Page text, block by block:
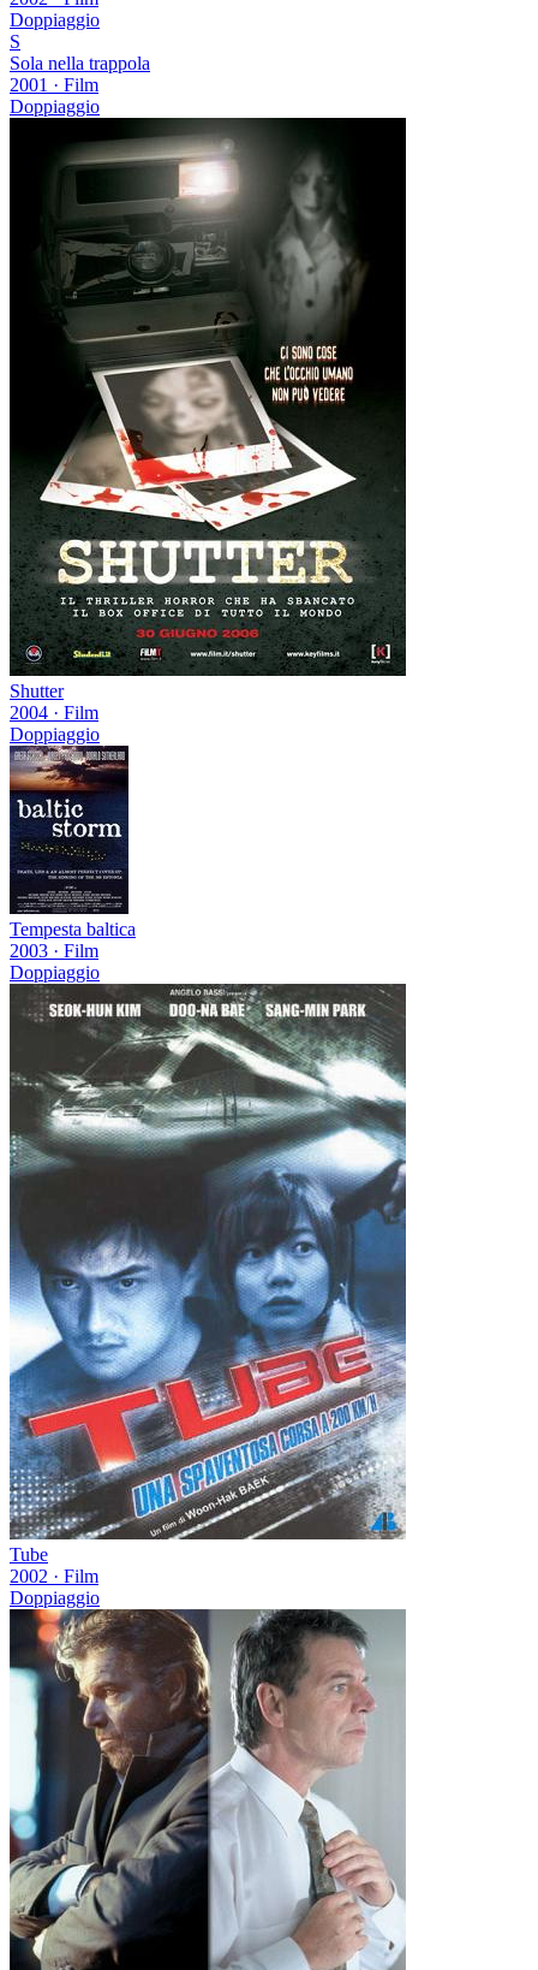
Doppiaggio
S
Sola nella trappola
2001 · Film
Doppiaggio
Shutter
2004 · Film
Doppiaggio
Tempesta baltica
2003 · Film
Doppiaggio
Tube
2002 · Film
Doppiaggio